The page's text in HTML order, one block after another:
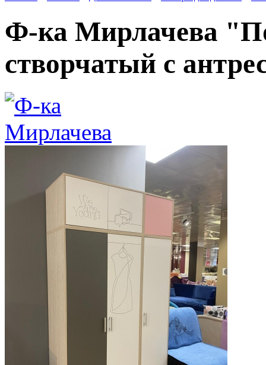
Ф-ка Мирлачева
створчатый с